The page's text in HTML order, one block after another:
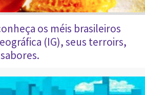
os méis brasileiros
(IG), seus terroirs,